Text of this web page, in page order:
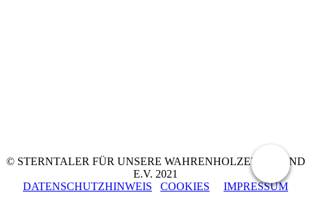
© STERNTALER FÜR UNSERE WAHRENHOLZER JUGEND
E.V. 2021
DATENSCHUTZHINWEIS
COOKIES IMPRESSUM